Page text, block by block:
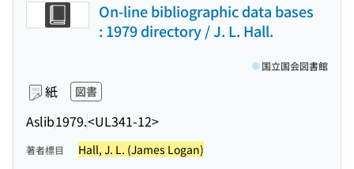
On-line bibliographic data bases
: 1979 directory / J. L. Hall.
紙 図書
Aslib1979.<UL341-12>
国立国会図書館
著者標目 Hall, J. L. (James Logan)